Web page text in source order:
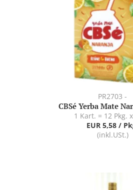
PR2703 -
CBSé Yerba Mate
1 Kart. = 12 Pkg.
EUR 5,58 /
(inkl.USt.)